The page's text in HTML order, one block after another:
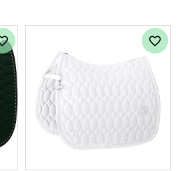
Lägg till i favoriter